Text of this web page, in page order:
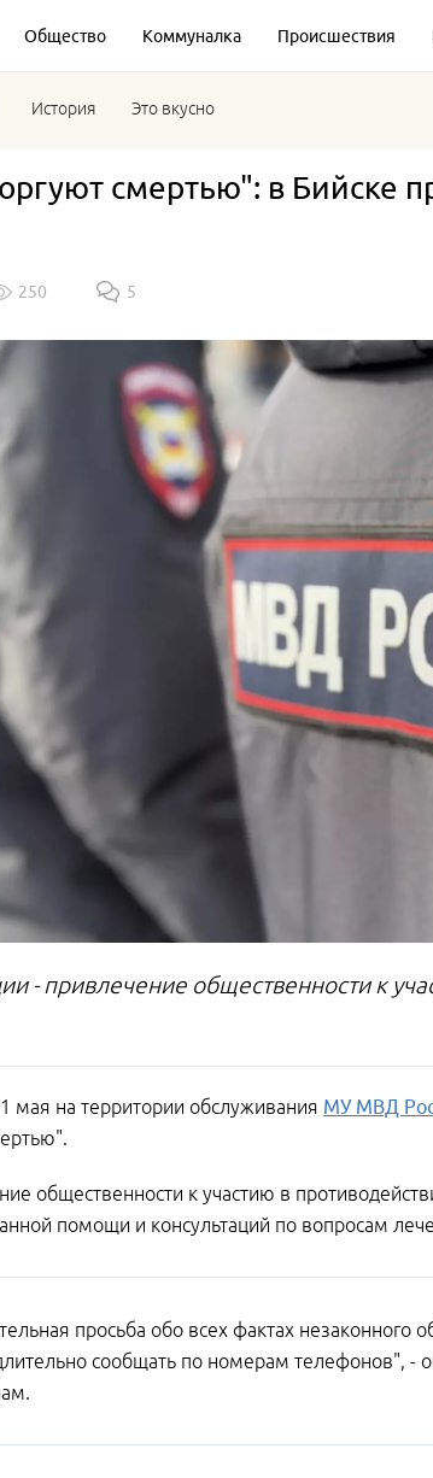
Общество Коммуналка Происшествия
История Это вкусно
смертью": в Бийске
250 5
- привлечение общественности к
мая на территории обслуживания МУ МВД
общественности к участию в
помощи и консультаций по вопросам
просьба обо всех фактах незаконного
сообщать по номерам телефонов", -